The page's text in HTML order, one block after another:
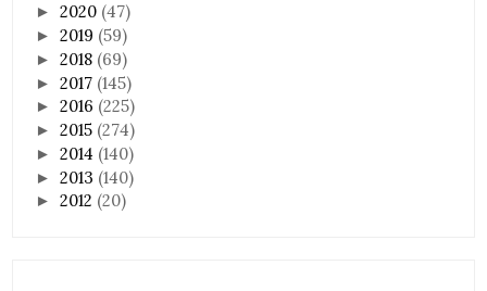
►2020 (47)
►2019 (59)
►2018 (69)
►2017 (145)
►2016 (225)
►2015 (274)
►2014 (140)
►2013 (140)
►2012 (20)